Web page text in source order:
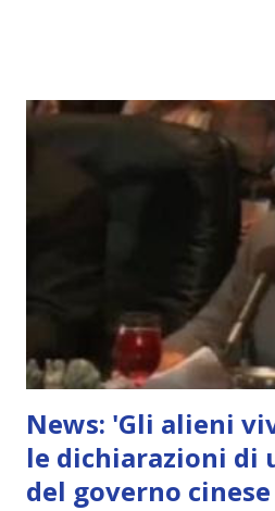
News: 'Gli alieni
le dichiarazioni di
del governo cinese